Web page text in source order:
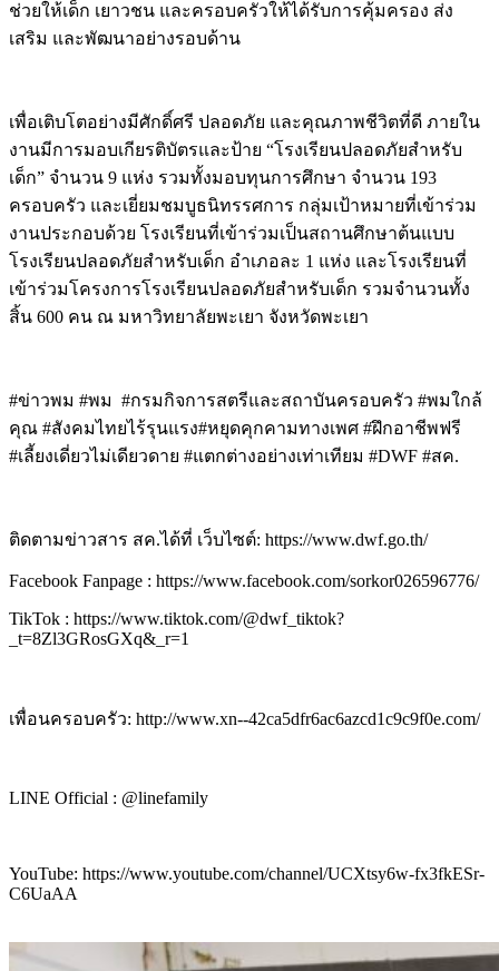
ช่วยให้เด็ก เยาวชน และครอบครัวให้ได้รับการคุ้มครอง ส่ง
เสริม และพัฒนาอย่างรอบด้าน
เพื่อเติบโตอย่างมีศักดิ์ศรี ปลอดภัย และคุณภาพชีวิตที่ดี ภายใน
งานมีการมอบเกียรติบัตรและป้าย “โรงเรียนปลอดภัยสำหรับ
เด็ก” จำนวน 9 แห่ง รวมทั้งมอบทุนการศึกษา จำนวน 193
ครอบครัว และเยี่ยมชมบูธนิทรรศการ กลุ่มเป้าหมายที่เข้าร่วม
งานประกอบด้วย โรงเรียนที่เข้าร่วมเป็นสถานศึกษาต้นแบบ
โรงเรียนปลอดภัยสำหรับเด็ก อำเภอละ 1 แห่ง และโรงเรียนที่
เข้าร่วมโครงการโรงเรียนปลอดภัยสำหรับเด็ก รวมจำนวนทั้ง
สิ้น 600 คน ณ มหาวิทยาลัยพะเยา จังหวัดพะเยา
#ข่าวพม #พม #กรมกิจการสตรีและสถาบันครอบครัว #พมใกล้
คุณ #สังคมไทยไร้รุนแรง#หยุดคุกคามทางเพศ #ฝึกอาชีพฟรี
#เลี้ยงเดี่ยวไม่เดียวดาย #แตกต่างอย่างเท่าเทียม #DWF #สค.
ติดตามข่าวสาร สค.ได้ที่ เว็บไซต์: https://www.dwf.go.th/
Facebook Fanpage : https://www.facebook.com/sorkor026596776/
TikTok : https://www.tiktok.com/@dwf_tiktok?
_t=8Zl3GRosGXq&_r=1
เพื่อนครอบครัว: http://www.xn--42ca5dfr6ac6azcd1c9c9f0e.com/
LINE Official : @linefamily
YouTube: https://www.youtube.com/channel/UCXtsy6w-fx3fkESr-
C6UaAA